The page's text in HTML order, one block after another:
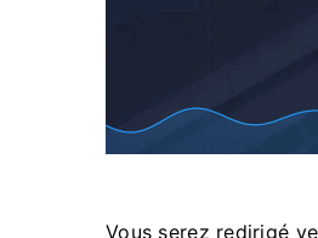
Vous serez redirigé